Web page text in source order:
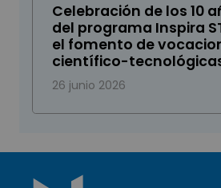
Celebración de los 10
del programa Inspira
el fomento de
científico-
26 junio 2026